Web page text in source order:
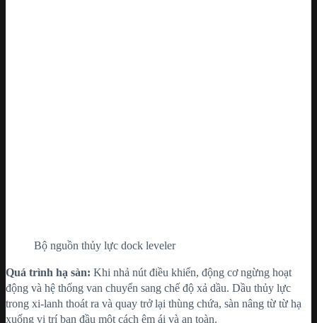
Bộ nguồn thủy lực dock leveler
Quá trình hạ sàn: Khi nhả nút điều khiển, động cơ ngừng hoạt
động và hệ thống van chuyển sang chế độ xả dầu. Dầu thủy lực
trong xi-lanh thoát ra và quay trở lại thùng chứa, sàn nâng từ từ hạ
xuống vị trí ban đầu một cách êm ái và an toàn.